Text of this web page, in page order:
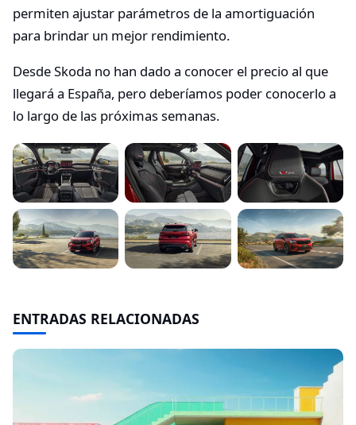
permiten ajustar parámetros de la amortiguación
para brindar un mejor rendimiento.
Desde Skoda no han dado a conocer el precio al que
llegará a España, pero deberíamos poder conocerlo a
lo largo de las próximas semanas.
ENTRADAS RELACIONADAS